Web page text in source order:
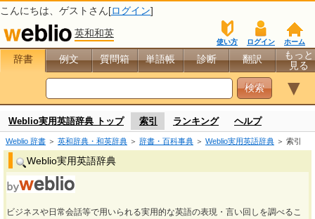
こんにちは、 ゲスト さん[ログイン]
英和和英
ホーム
ログイン
使い方
辞書 例文 質問箱 単語帳 診断 翻訳
もっと
見る
▼
Weblio実用英語辞典 トップ 索引 ランキング ヘルプ
Weblio 辞書 ＞ 英和辞典・和英辞典 ＞ 辞書・百科事典 ＞ Weblio実用英語辞典 ＞ 索引
Weblio実用英語辞典
ビジネスや日常会話等で用いられる実用的な英語の表現・言い回しを調べるこ